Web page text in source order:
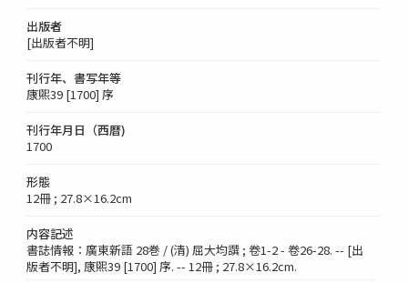
出版者
[出版者不明]
刊行年、書写年等
康煕39 [1700] 序
刊行年月日（西暦)
1700
形態
12冊 ; 27.8×16.2cm
内容記述
書誌情報：廣東新語 28巻 / (清) 屈大均譔 ; 卷1-2 - 卷26-28. -- [出
版者不明], 康煕39 [1700] 序. -- 12冊 ; 27.8×16.2cm.